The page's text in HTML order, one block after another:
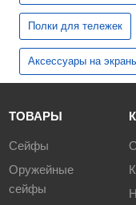
Полки для тележек
Аксессуары на
ТОВАРЫ
Сейфы
Оружейные
сейфы